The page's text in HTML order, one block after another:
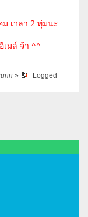
เวลา 2 ทุ่มนะ
เมล์ จ้า ^^
» Logged